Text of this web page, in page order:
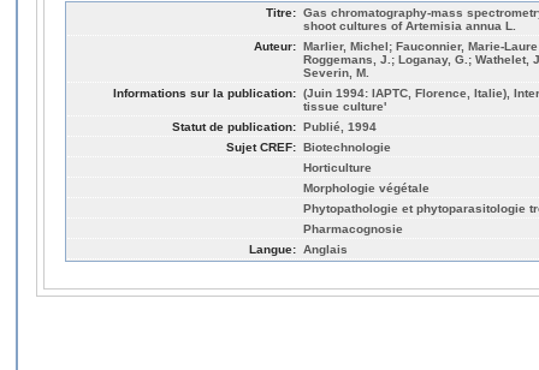
Titre: Gas chromatography-mass
shoot cultures of Artemisia annua L.
Auteur: Marlier, Michel; Fauconnier, Marie-
Roggemans, J.; Loganay, G.; Wathelet,
Severin, M.
Informations sur la publication: (Juin 1994: IAPTC, Florence, Italie),
tissue culture'
Statut de publication: Publié, 1994
Sujet CREF: Biotechnologie
Horticulture
Morphologie végétale
Phytopathologie et phytoparasitologie
Pharmacognosie
Langue: Anglais